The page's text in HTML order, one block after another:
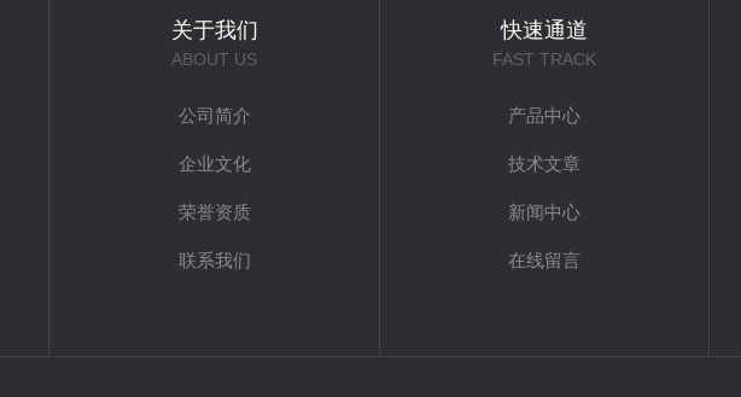
关于我们
ABOUT US
公司简介
企业文化
荣誉资质
联系我们
快速通道
FAST TRACK
产品中心
技术文章
新闻中心
在线留言